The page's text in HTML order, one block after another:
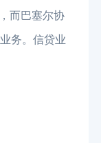
而巴塞尔协
务。信贷业